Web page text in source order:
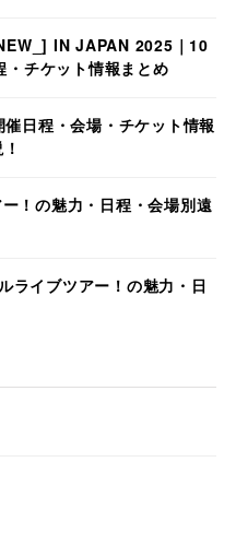
IN JAPAN 2025｜10
・チケット情報まとめ
日程・会場・チケット情報
！の魅力・日程・会場別遠
ライブツアー！の魅力・日